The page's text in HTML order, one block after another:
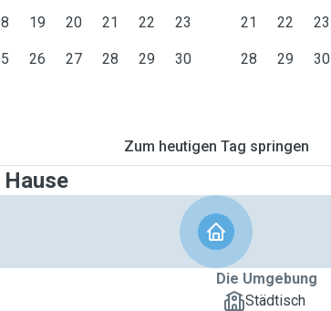
19 20 21 22 23
26 27 28 29 30
21 22 23
28 29 30
Zum heutigen Tag springen
Hause
Die Umgebung
Städtisch